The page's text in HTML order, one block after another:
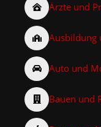
Ärzte und
Ausbildung
Auto und
Bauen und